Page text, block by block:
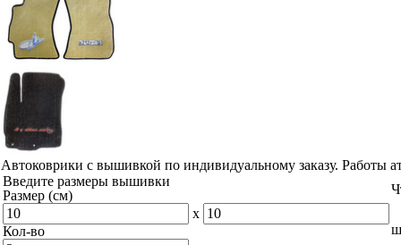
Автоковрики с вышивкой по индивидуальному заказу. Работы
Введите размеры вышивки
Размер (см)
x
Кол-во